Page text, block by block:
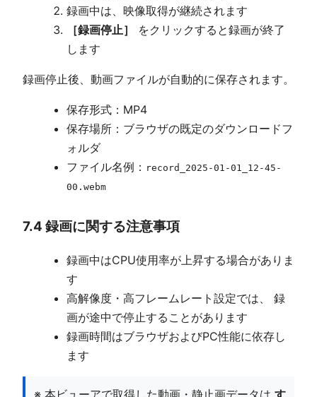
録画中は、映像取得が継続されます
［録画停止］
をクリックすると録画が終了
します
録画停止後、動画ファイルが自動的に保存されます。
保存形式：MP4
保存場所：ブラウザの既定のダウンロードフ
ォルダ
ファイル名例： record_2025-01-01_12-45-
00.webm
7.4 録画に関する注意事項
録画中はCPU使用率が上昇する場合がありま
す
高解像度・高フレームレート設定では、 録
画が途中で停止することがあります
録画時間はブラウザおよびPC性能に依存し
ます